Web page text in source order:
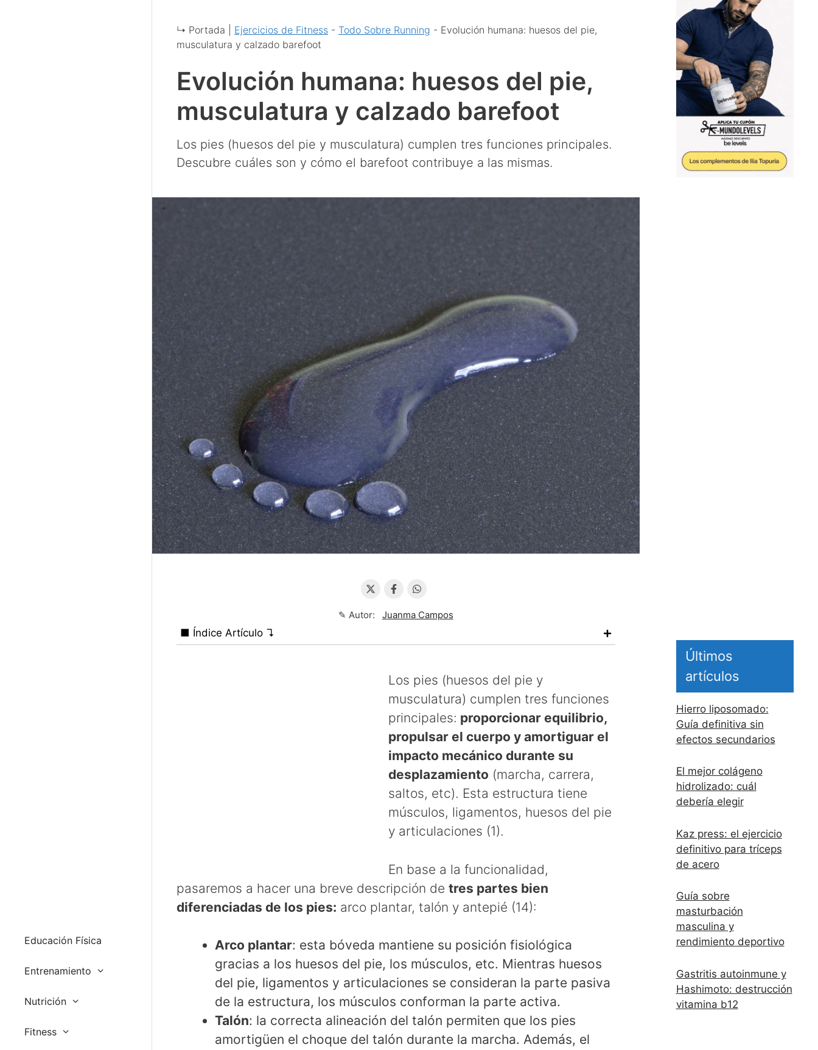
Educación Física
Entrenamiento
Nutrición
Fitness
↳ Portada | Ejercicios de Fitness - Todo Sobre Running - Evolución humana: huesos del pie,
musculatura y calzado barefoot
Evolución humana: huesos del pie,
musculatura y calzado barefoot
Los pies (huesos del pie y musculatura) cumplen tres funciones principales.
Descubre cuáles son y cómo el barefoot contribuye a las mismas.
✎ Autor: Juanma Campos
■ Índice Artículo ↴
Los pies (huesos del pie y
musculatura) cumplen tres funciones
principales: proporcionar equilibrio,
propulsar el cuerpo y amortiguar el
impacto mecánico durante su
desplazamiento (marcha, carrera,
saltos, etc). Esta estructura tiene
músculos, ligamentos, huesos del pie
y articulaciones (1).
En base a la funcionalidad,
pasaremos a hacer una breve descripción de tres partes bien
diferenciadas de los pies: arco plantar, talón y antepié (14):
Arco plantar: esta bóveda mantiene su posición fisiológica
gracias a los huesos del pie, los músculos, etc. Mientras huesos
del pie, ligamentos y articulaciones se consideran la parte pasiva
de la estructura, los músculos conforman la parte activa.
Talón: la correcta alineación del talón permiten que los pies
amortigüen el choque del talón durante la marcha. Además, el
Últimos
artículos
Hierro liposomado:
Guía definitiva sin
efectos secundarios
El mejor colágeno
hidrolizado: cuál
debería elegir
Kaz press: el ejercicio
definitivo para tríceps
de acero
Guía sobre
masturbación
masculina y
rendimiento deportivo
Gastritis autoinmune y
Hashimoto: destrucción
vitamina b12